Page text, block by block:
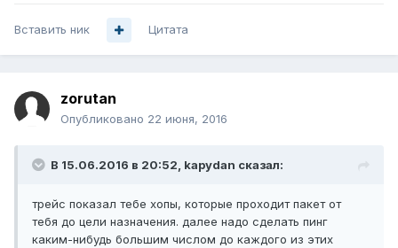
Вставить ник Цитата
zorutan
Опубликовано 22 июня, 2016
В 15.06.2016 в 20:52, kapydan сказал:
трейс показал тебе хопы, которые проходит пакет от
тебя до цели назначения. далее надо сделать пинг
каким-нибудь большим числом до каждого из этих